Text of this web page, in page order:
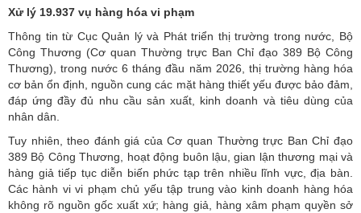
Xử lý 19.937 vụ hàng hóa vi phạm
Thông tin từ Cục Quản lý và Phát triển thị trường trong nước , Bộ
Công Thương (Cơ quan Thường trực Ban Chỉ đạo 389 Bộ Công
Thương), trong nước 6 tháng đầu năm 2026, thị trường hàng hóa
cơ bản ổn định, nguồn cung các mặt hàng thiết yếu được bảo đảm,
đáp ứng đầy đủ nhu cầu sản xuất, kinh doanh và tiêu dùng của
nhân dân.
Tuy nhiên, theo đánh giá của Cơ quan Thường trực Ban Chỉ đạo
389 Bộ Công Thương, hoạt động buôn lậu, gian lận thương mại và
hàng giả tiếp tục diễn biến phức tạp trên nhiều lĩnh vực, địa bàn.
Các hành vi vi phạm chủ yếu tập trung vào kinh doanh hàng hóa
không rõ nguồn gốc xuất xứ; hàng giả, hàng xâm phạm quyền sở